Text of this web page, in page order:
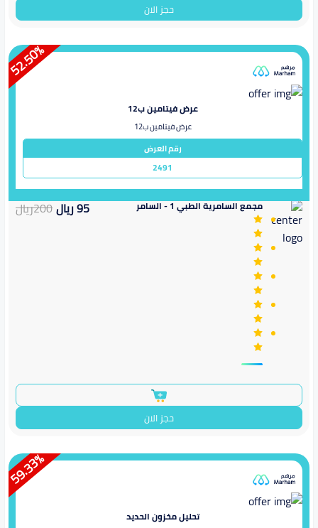
حجز الان
52.50
%
عرض فيتامين ب12
عرض فيتامين ب12
رقم العرض
2491
مجمع السامرية الطبي 1 - السامر 95ريال200ريال
حجز الان
59.33
%
تحليل مخزون الحديد